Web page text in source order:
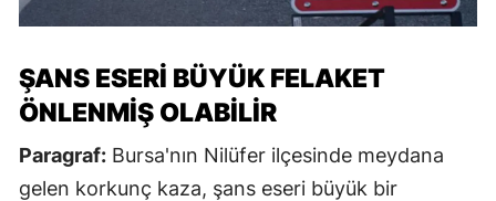
ŞANS ESERI BÜYÜK FELAKET
ÖNLENMIŞ OLABILIR
Paragraf: Bursa'nın Nilüfer ilçesinde meydana
gelen korkunç kaza, şans eseri büyük bir